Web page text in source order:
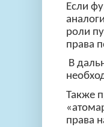
Если
роли
права
В
Также
права